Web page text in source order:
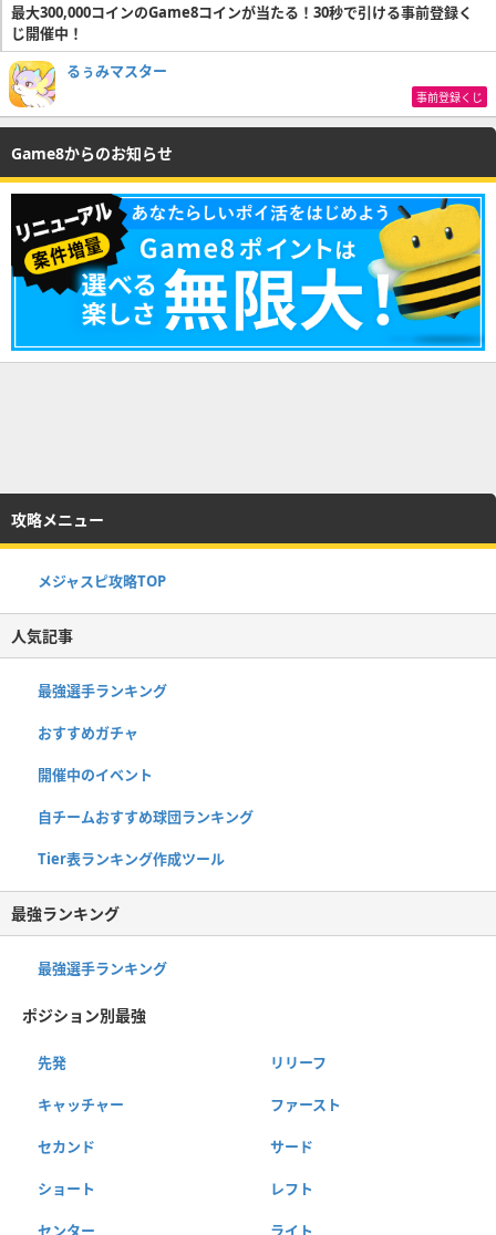
最大300,000コインのGame8コインが当たる！30秒で引ける事前登録く
じ開催中！
るぅみマスター
事前登録くじ
Game8からのお知らせ
攻略メニュー
メジャスピ攻略TOP
人気記事
最強選手ランキング
おすすめガチャ
開催中のイベント
自チームおすすめ球団ランキング
Tier表ランキング作成ツール
最強ランキング
最強選手ランキング
ポジション別最強
先発 リリーフ
キャッチャー ファースト
セカンド サード
ショート レフト
センター ライト